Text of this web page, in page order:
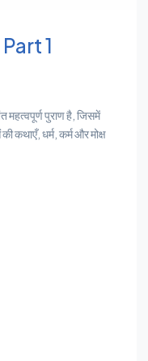
1
महत्वपूर्ण पुराण है, जिसमें
कथाएँ, धर्म, कर्म और मोक्ष